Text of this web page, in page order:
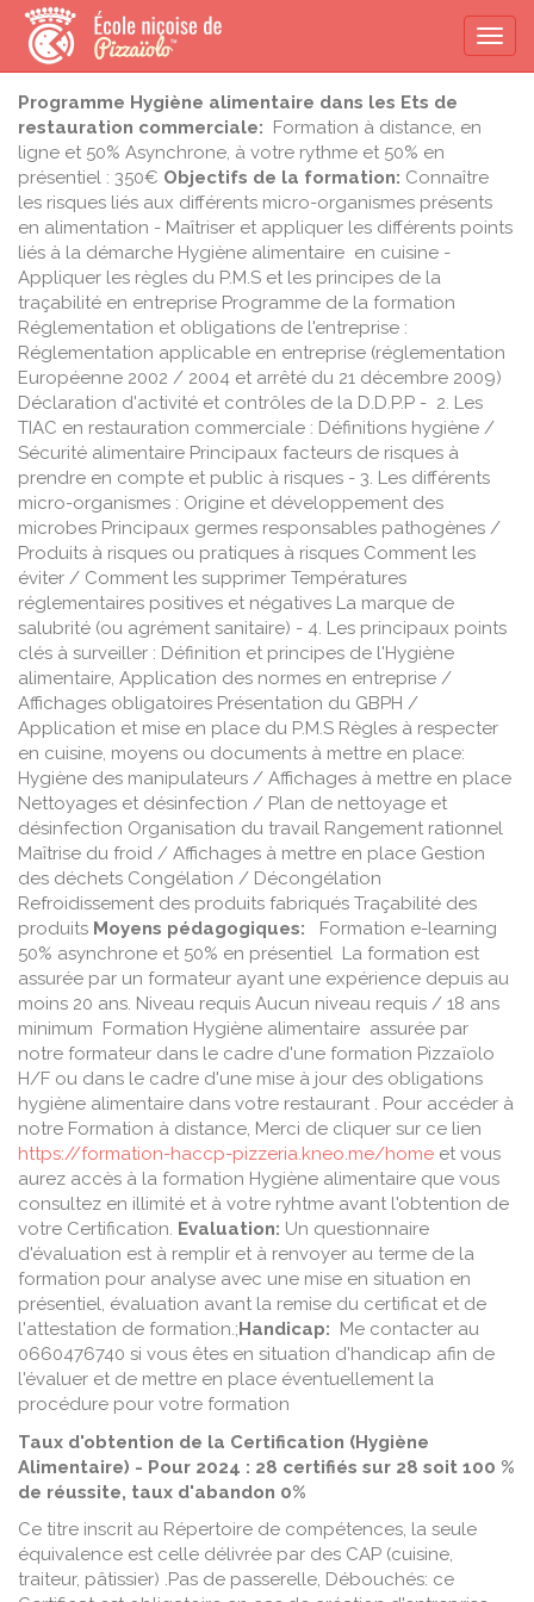
Programme Hygiène alimentaire dans les Ets de
restauration commerciale: Formation à distance, en
ligne et 50% Asynchrone, à votre rythme et 50% en
présentiel : 350€ Objectifs de la formation: Connaître
les risques liés aux différents micro-organismes présents
en alimentation - Maîtriser et appliquer les différents points
liés à la démarche Hygiène alimentaire en cuisine -
Appliquer les règles du P.M.S et les principes de la
traçabilité en entreprise Programme de la formation
Réglementation et obligations de l'entreprise :
Réglementation applicable en entreprise (réglementation
Européenne 2002 / 2004 et arrêté du 21 décembre 2009)
Déclaration d'activité et contrôles de la D.D.P.P - 2. Les
TIAC en restauration commerciale : Définitions hygiène /
Sécurité alimentaire Principaux facteurs de risques à
prendre en compte et public à risques - 3. Les différents
micro-organismes : Origine et développement des
microbes Principaux germes responsables pathogènes /
Produits à risques ou pratiques à risques Comment les
éviter / Comment les supprimer Températures
réglementaires positives et négatives La marque de
salubrité (ou agrément sanitaire) - 4. Les principaux points
clés à surveiller : Définition et principes de l'Hygiène
alimentaire, Application des normes en entreprise /
Affichages obligatoires Présentation du GBPH /
Application et mise en place du P.M.S Règles à respecter
en cuisine, moyens ou documents à mettre en place:
Hygiène des manipulateurs / Affichages à mettre en place
Nettoyages et désinfection / Plan de nettoyage et
désinfection Organisation du travail Rangement rationnel
Maîtrise du froid / Affichages à mettre en place Gestion
des déchets Congélation / Décongélation
Refroidissement des produits fabriqués Traçabilité des
produits Moyens pédagogiques: Formation e-learning
50% asynchrone et 50% en présentiel La formation est
assurée par un formateur ayant une expérience depuis au
moins 20 ans. Niveau requis Aucun niveau requis / 18 ans
minimum Formation Hygiène alimentaire assurée par
notre formateur dans le cadre d'une formation Pizzaïolo
H/F ou dans le cadre d'une mise à jour des obligations
hygiène alimentaire dans votre restaurant . Pour accéder à
notre Formation à distance, Merci de cliquer sur ce lien
https://formation-haccp-pizzeria.kneo.me/home et vous
aurez accès à la formation Hygiène alimentaire que vous
consultez en illimité et à votre ryhtme avant l'obtention de
votre Certification. Evaluation: Un questionnaire
d'évaluation est à remplir et à renvoyer au terme de la
formation pour analyse avec une mise en situation en
présentiel, évaluation avant la remise du certificat et de
l'attestation de formation.;Handicap: Me contacter au
0660476740 si vous êtes en situation d'handicap afin de
l'évaluer et de mettre en place éventuellement la
procédure pour votre formation
Taux d'obtention de la Certification (Hygiène
Alimentaire) - Pour 2024 : 28 certifiés sur 28 soit 100 %
de réussite, taux d'abandon 0%
Ce titre inscrit au Répertoire de compétences, la seule
équivalence est celle délivrée par des CAP (cuisine,
traiteur, pâtissier) .Pas de passerelle, Débouchés: ce